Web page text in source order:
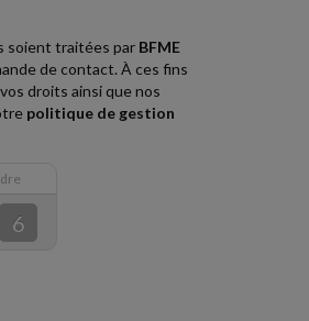
soient traitées par BFME
de contact. À ces fins
droits ainsi que nos
politique de gestion
6